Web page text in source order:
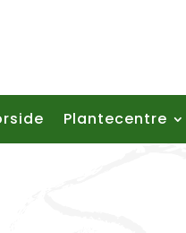
Plantecentre